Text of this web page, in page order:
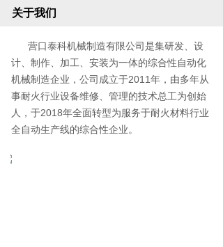
关于我们
营口泰科机械制造有限公司是集研发、设
计、制作、加工、安装为一体的综合性自动化
机械制造企业，公司成立于2011年，由多年从
事耐火行业设备维修、管理的技术总工为创始
人，于2018年全面转型为服务于耐火材料行业
全自动生产线的综合性企业。